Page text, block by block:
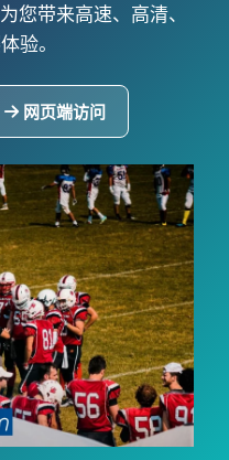
为您带来高速、高清、
验。
网页端访问